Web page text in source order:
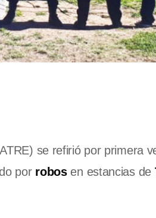
se refirió por primera
porrobosen estancias de